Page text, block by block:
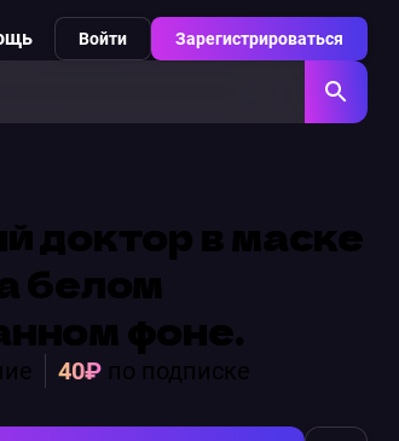
Войти Зарегистрироваться
доктор в маске
белом
фоне.
40₽ по подписке